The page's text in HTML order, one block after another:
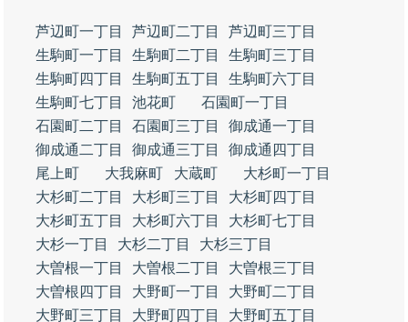
芦辺町一丁目 芦辺町二丁目
芦辺町三丁目
生駒町一丁目
生駒町二丁目
生駒町三丁目
生駒町四丁目
生駒町五丁目
生駒町六丁目
生駒町七丁目
池花町
石園町一丁目
石園町二丁目
石園町三丁目
御成通一丁目
御成通二丁目
御成通三丁目
御成通四丁目
尾上町
大我麻町 大蔵町
大杉町一丁目
大杉町二丁目
大杉町三丁目
大杉町四丁目
大杉町五丁目
大杉町六丁目
大杉町七丁目
大杉一丁目
大杉二丁目
大杉三丁目
大曽根一丁目
大曽根二丁目
大曽根三丁目
大曽根四丁目
大野町一丁目
大野町二丁目
大野町三丁目
大野町四丁目 大野町五丁目